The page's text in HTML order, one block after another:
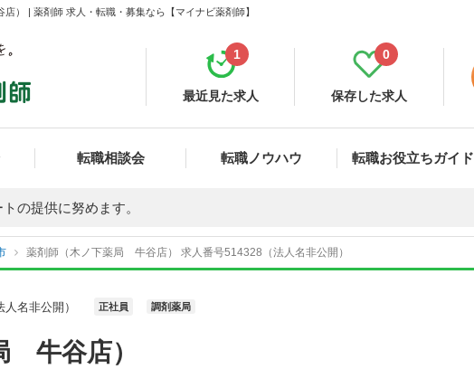
） | 薬剤師 求人・転職・募集なら【マイナビ薬剤師】
最近見た求人
1
保存した求人
0
転職相談会 転職ノウハウ 転職お役立ちガイド
の提供に努めます。
薬剤師（木ノ下薬局 牛谷店） 求人番号514328（法人名非公開）
名非公開） 正社員 調剤薬局
牛谷店）